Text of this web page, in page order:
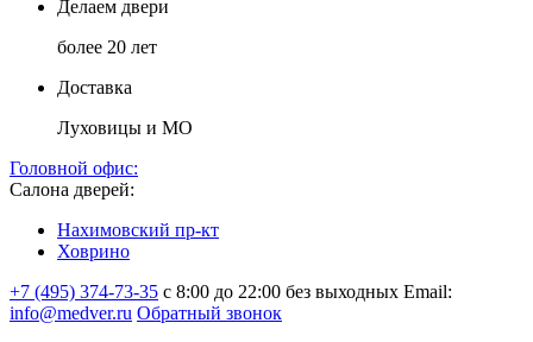
Делаем двери
более 20 лет
Доставка
Луховицы и МО
Головной офис:
Салона дверей:
Нахимовский пр-кт
Ховрино
+7 (495) 374-73-35 с 8:00 до 22:00 без выходных Email:
info@medver.ru Обратный звонок